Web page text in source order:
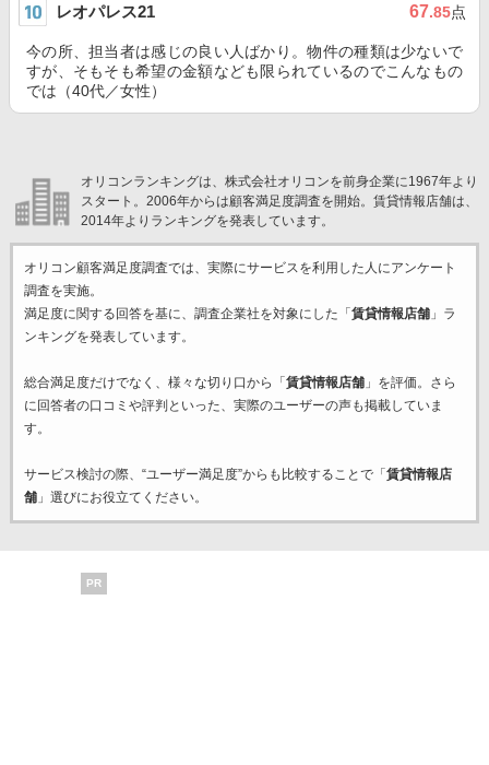
レオパレス21 67.85点
今の所、担当者は感じの良い人ばかり。物件の種類は少ないで
すが、そもそも希望の金額なども限られているのでこんなもの
では（40代／女性）
オリコンランキングは、株式会社オリコンを前身企業に1967年より
スタート。2006年からは顧客満足度調査を開始。賃貸情報店舗は、
2014年よりランキングを発表しています。
オリコン顧客満足度調査では、実際にサービスを利用した 人にアンケート
調査を実施。
満足度に関する回答を基に、調査企業社を対象にした「 賃貸情報店舗」ラ
ンキングを発表しています。
総合満足度だけでなく、様々な切り口から「 賃貸情報店舗」を評価。さら
に回答者の口コミや評判といった、実際のユーザーの声も掲載していま
す。
サービス検討の際、“ユーザー満足度”からも比較することで「 賃貸情報店
舗」選びにお役立てください。
PR